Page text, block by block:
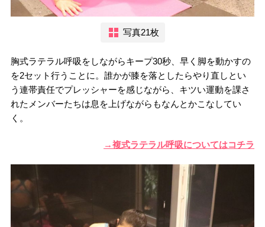
写真21枚
胸式ラテラル呼吸をしながらキープ30秒、早く脚を動かすの
を2セット行うことに。誰かが膝を落としたらやり直しとい
う連帯責任でプレッシャーを感じながら、キツい運動を課さ
れたメンバーたちは息を上げながらもなんとかこなしてい
く。
→複式ラテラル呼吸についてはコチラ